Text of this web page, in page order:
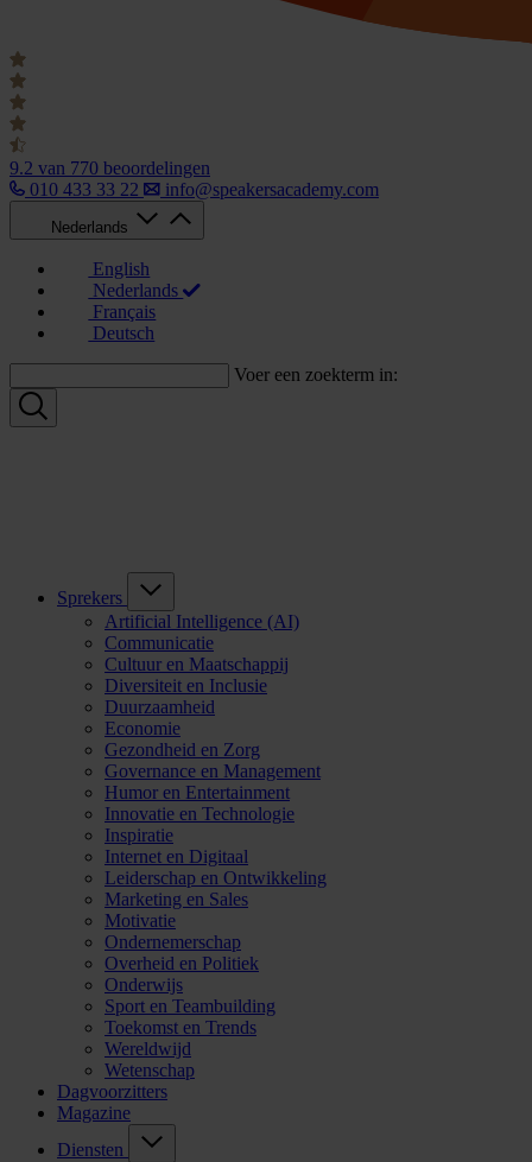
9.2 van 770 beoordelingen
010 433 33 22
info@speakersacademy.com
Nederlands
English
Nederlands
Français
Deutsch
Voer een zoekterm in:
Sprekers
Artificial Intelligence (AI)
Communicatie
Cultuur en Maatschappij
Diversiteit en Inclusie
Duurzaamheid
Economie
Gezondheid en Zorg
Governance en Management
Humor en Entertainment
Innovatie en Technologie
Inspiratie
Internet en Digitaal
Leiderschap en Ontwikkeling
Marketing en Sales
Motivatie
Ondernemerschap
Overheid en Politiek
Onderwijs
Sport en Teambuilding
Toekomst en Trends
Wereldwijd
Wetenschap
Dagvoorzitters
Magazine
Diensten